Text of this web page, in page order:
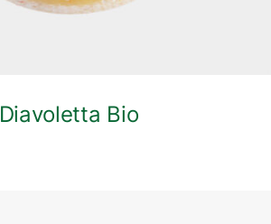
Diavoletta Bio